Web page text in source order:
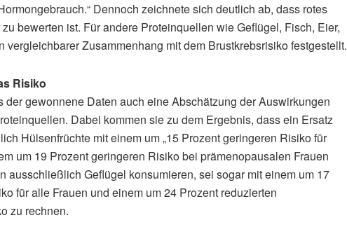
Dennoch zeichnete sich deutlich ab, dass rotes
bewerten ist. Für andere Proteinquellen wie Geflügel, Fisch, Eier,
vergleichbarer Zusammenhang mit dem Brustkrebsrisiko festgestellt.
Risiko
gewonnene Daten auch eine Abschätzung der Auswirkungen
Dabei kommen sie zu dem Ergebnis, dass ein Ersatz
Hülsenfrüchte mit einem um „15 Prozent geringeren Risiko für
um 19 Prozent geringeren Risiko bei prämenopausalen Frauen
ausschließlich Geflügel konsumieren, sei sogar mit einem um 17
für alle Frauen und einem um 24 Prozent reduzierten
zu rechnen.